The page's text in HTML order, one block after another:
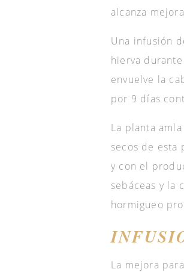
alcanza
Una infusión
hierva
envuelve la
por 9 días
La planta
secos de esta
y con el
sebáceas y la
hormigueo
La mejora